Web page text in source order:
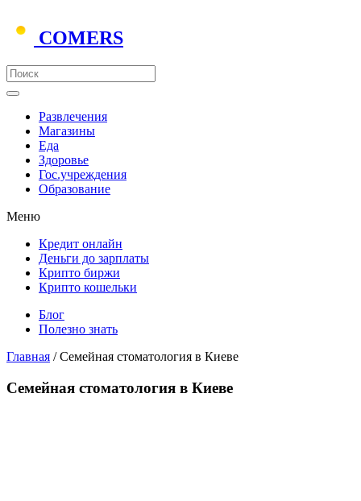
COMERS
Развлечения
Магазины
Еда
Здоровье
Гос.учреждения
Образование
Меню
Кредит онлайн
Деньги до зарплаты
Крипто биржи
Крипто кошельки
Блог
Полезно знать
Главная / Семейная стоматология в Киеве
Семейная стоматология в Киеве